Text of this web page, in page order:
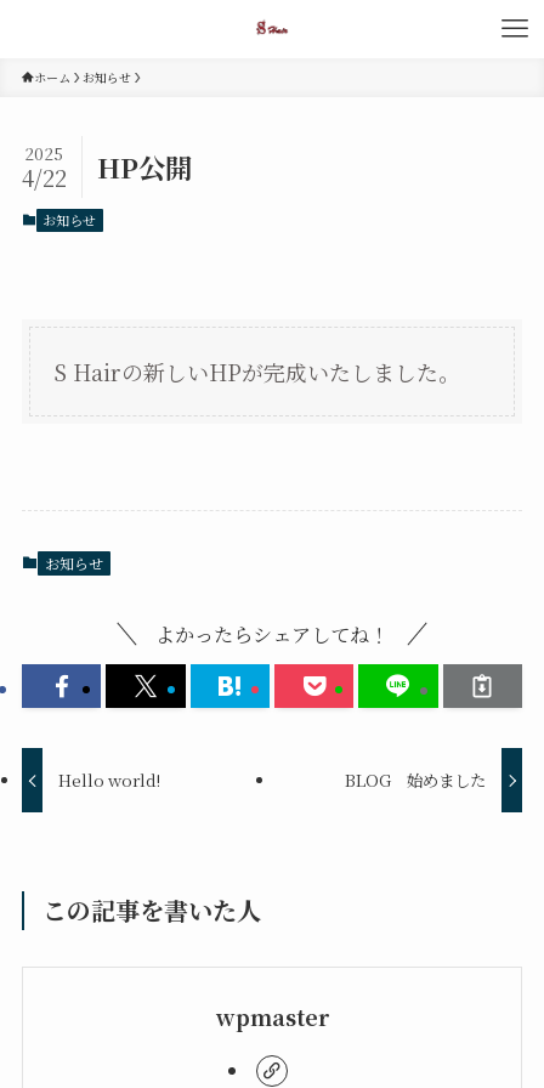
ホーム お知らせ
HP公開
2025
4/22
お知らせ
S Hairの新しいHPが完成いたしました。
お知らせ
よかったらシェアしてね！
Hello world! BLOG 始めました
この記事を書いた人
wpmaster